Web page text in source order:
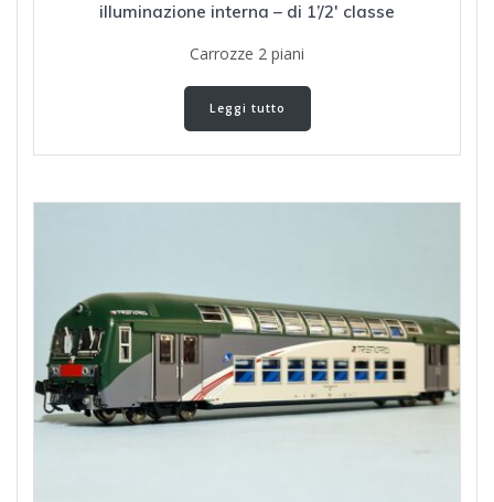
illuminazione interna – di 1’/2′ classe
Carrozze 2 piani
Leggi tutto